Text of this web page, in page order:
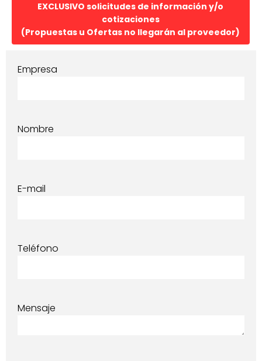
EXCLUSIVO solicitudes de información y/o
cotizaciones
(Propuestas u Ofertas no llegarán al proveedor)
Empresa
Nombre
E-mail
Teléfono
Mensaje